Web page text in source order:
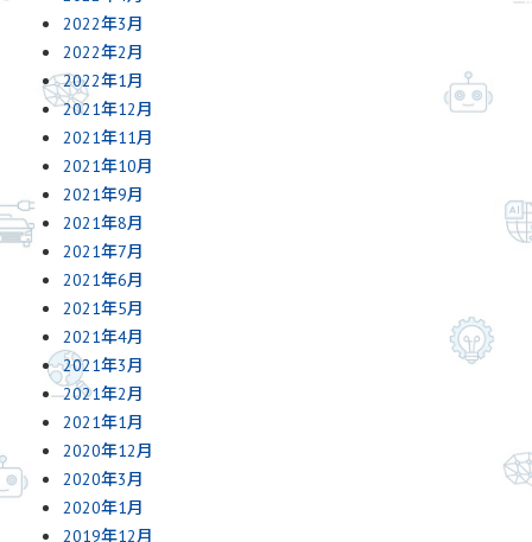
2022年3月
2022年2月
2022年1月
2021年12月
2021年11月
2021年10月
2021年9月
2021年8月
2021年7月
2021年6月
2021年5月
2021年4月
2021年3月
2021年2月
2021年1月
2020年12月
2020年3月
2020年1月
2019年12月